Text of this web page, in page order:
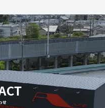
せ